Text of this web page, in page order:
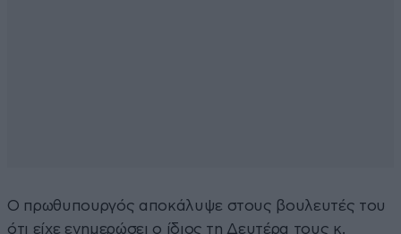
Ο πρωθυπουργός αποκάλυψε στους βουλευτές του
ότι είχε ενημερώσει ο ίδιος τη Δευτέρα τους κ.